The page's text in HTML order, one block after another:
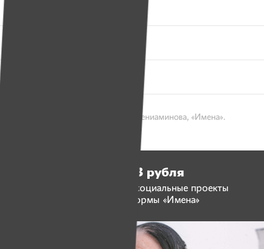
28 декабря 2017 / Фото: Оксана Вениаминова, «Имена».
6 992 773 рубля
люди перечислили на социальные проекты
и работу платформы «Имена»